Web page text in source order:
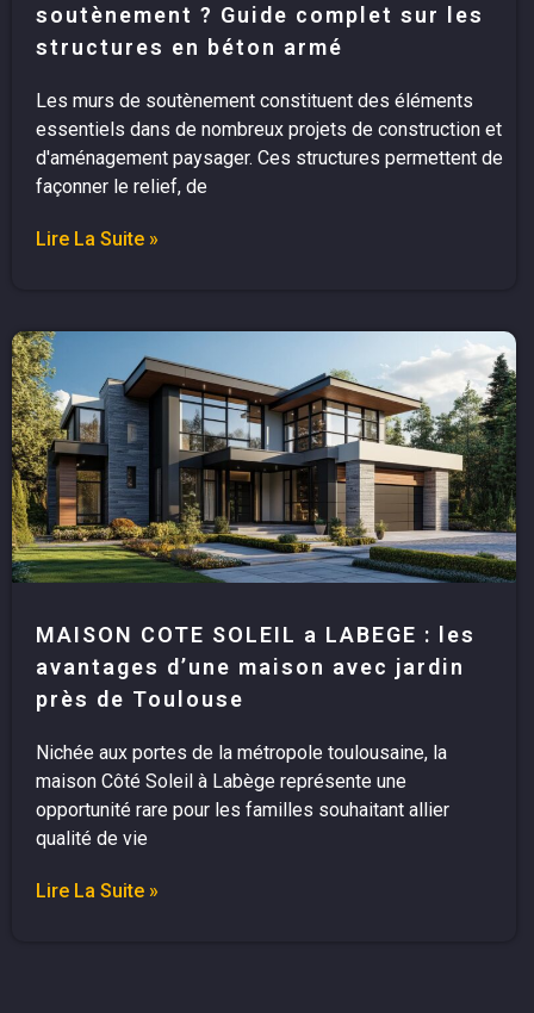
soutènement ? Guide complet sur les
structures en béton armé
Les murs de soutènement constituent des éléments
essentiels dans de nombreux projets de construction et
d'aménagement paysager. Ces structures permettent de
façonner le relief, de
Lire La Suite »
MAISON COTE SOLEIL a LABEGE : les
avantages d’une maison avec jardin
près de Toulouse
Nichée aux portes de la métropole toulousaine, la
maison Côté Soleil à Labège représente une
opportunité rare pour les familles souhaitant allier
qualité de vie
Lire La Suite »